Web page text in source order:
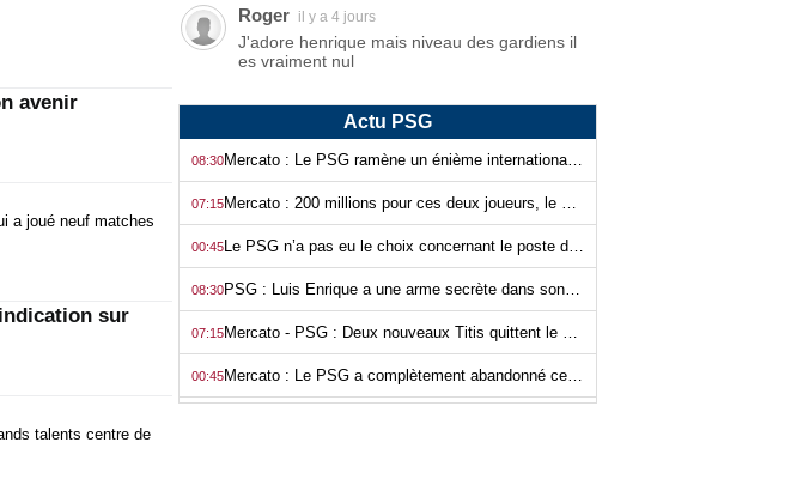
avenir
a joué neuf matches
sur
talents centre de
Roger il y a 4 jours
J'adore henrique mais niveau des gardiens il
es vraiment nul
Actu PSG
08:30 Mercato : Le PSG ramène un énième international français !
07:15 Mercato : 200 millions pour ces deux joueurs, le PSG signe de suite !
00:45 Le PSG n’a pas eu le choix concernant le poste de gardien de but…
08:30 PSG : Luis Enrique a une arme secrète dans son sac !
07:15 Mercato - PSG : Deux nouveaux Titis quittent le navire
00:45 Mercato : Le PSG a complètement abandonné cette piste…